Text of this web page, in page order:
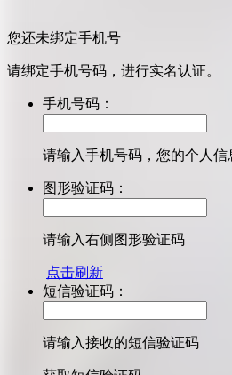
您还未绑定手机号
请绑定手机号码，进行实名认证。
手机号码：
请输入手机号码，您的个人
图形验证码：
请输入右侧图形验证码
点击刷新
短信验证码：
请输入接收的短信验证码